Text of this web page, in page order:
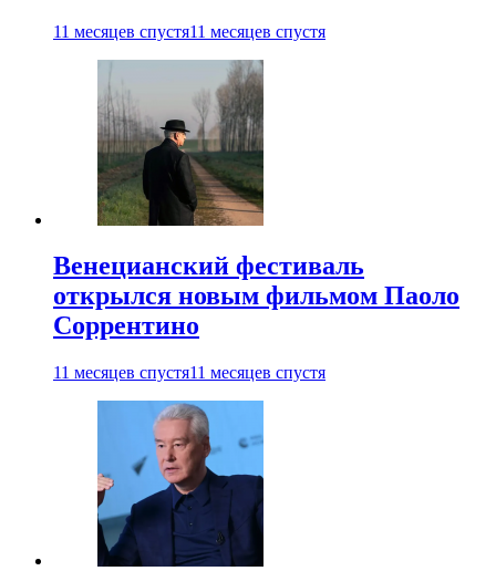
11 месяцев спустя11 месяцев спустя
Венецианский фестиваль
открылся новым фильмом Паоло
Соррентино
11 месяцев спустя11 месяцев спустя